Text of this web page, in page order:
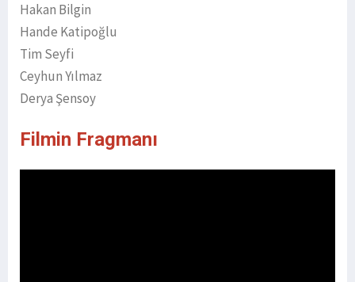
Hakan Bilgin
Hande Katipoğlu
Tim Seyfi
Ceyhun Yılmaz
Derya Şensoy
Filmin Fragmanı